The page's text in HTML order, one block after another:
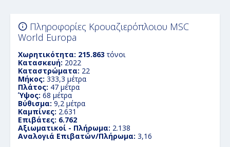
Πληροφορίες Κρουαζιερόπλοιου MSC
World Europa
Χωρητικότητα: 215.863 τόνοι
Κατασκευή: 2022
Καταστρώματα: 22
Μήκος: 333,3 μέτρα
Πλάτος: 47 μέτρα
Ύψος: 68 μέτρα
Βύθισμα:9,2 μέτρα
Καμπίνες: ​2.631
Επιβάτες: 6.762
Αξιωματικοί - Πλήρωμα: 2.138
Αναλογιά Επιβατών/Πλήρωμα: 3,16